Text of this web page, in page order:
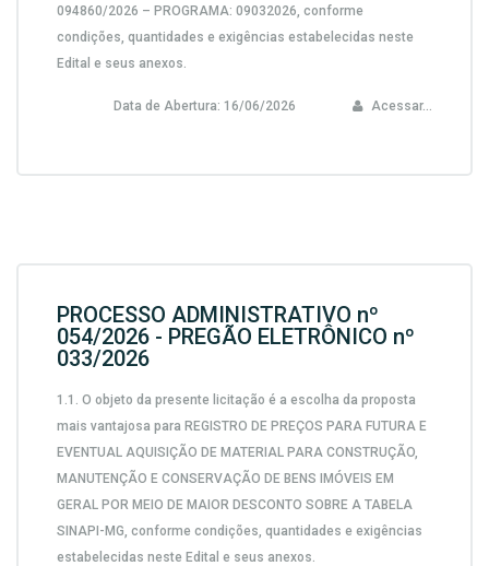
094860/2026 – PROGRAMA: 09032026, conforme
condições, quantidades e exigências estabelecidas neste
Edital e seus anexos.
Data de Abertura: 16/06/2026 Acessar...
PROCESSO ADMINISTRATIVO nº
054/2026 - PREGÃO ELETRÔNICO nº
033/2026
1.1. O objeto da presente licitação é a escolha da proposta
mais vantajosa para REGISTRO DE PREÇOS PARA FUTURA E
EVENTUAL AQUISIÇÃO DE MATERIAL PARA CONSTRUÇÃO,
MANUTENÇÃO E CONSERVAÇÃO DE BENS IMÓVEIS EM
GERAL POR MEIO DE MAIOR DESCONTO SOBRE A TABELA
SINAPI-MG, conforme condições, quantidades e exigências
estabelecidas neste Edital e seus anexos.